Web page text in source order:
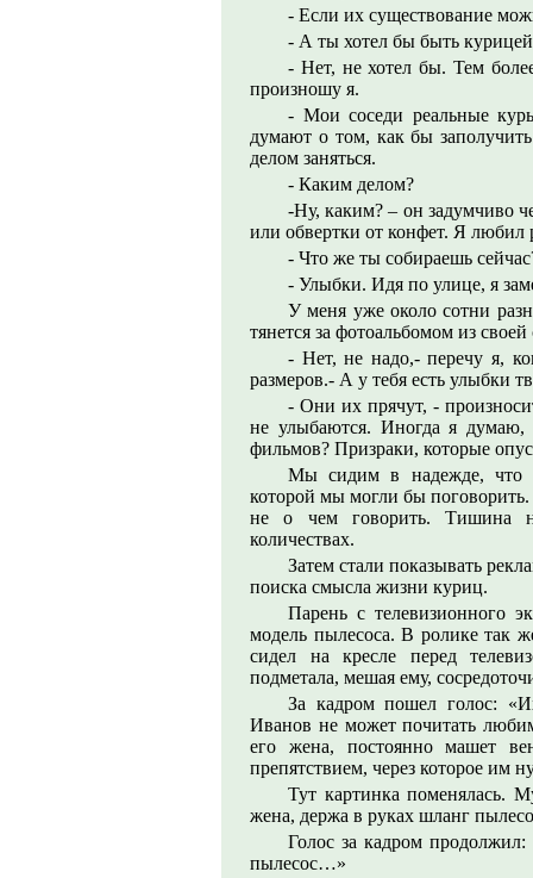
- Если их существование
- А ты хотел бы быть
- Нет, не хотел бы. Тем
произношу я.
- Мои соседи реальные
думают о том, как бы
делом заняться.
- Каким делом?
-Ну, каким? – он задумчиво
или обвертки от конфет. Я любил
- Что же ты собираешь
- Улыбки. Идя по улице, я
У меня уже около сотни
тянется за фотоальбомом из
- Нет, не надо,- перечу я,
размеров.- А у тебя есть улыбки
- Они их прячут, -
не улыбаются. Иногда я
фильмов? Призраки, которые
Мы сидим в надежде, что
которой мы могли бы поговорить.
не о чем говорить. Тишина
количествах.
Затем стали показывать
поиска смысла жизни куриц.
Парень с телевизионного
модель пылесоса. В ролике так
сидел на кресле перед
подметала, мешая ему,
За кадром пошел голос:
Иванов не может почитать
его жена, постоянно машет
препятствием, через которое им
Тут картинка поменялась.
жена, держа в руках шланг
Голос за кадром
пылесос…»